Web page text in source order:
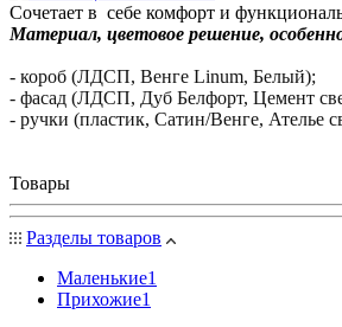
Сочетает в себе комфорт и
Материал, цветовое решение,
- короб (ЛДСП, Венге Linum, Белый);
- фасад (ЛДСП, Дуб Белфорт, Цемент
- ручки (пластик, Сатин/Венге, Ателье
Товары
Разделы товаров
Маленькие1
Прихожие1